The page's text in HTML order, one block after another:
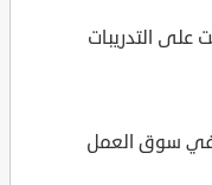
على التدريبات
في سوق العمل